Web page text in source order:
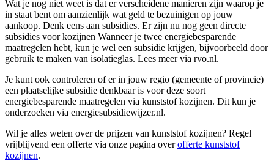
Wat je nog niet weet is dat er verscheidene manieren zijn waarop je
in staat bent om aanzienlijk wat geld te bezuinigen op jouw
aankoop. Denk eens aan subsidies. Er zijn nu nog geen directe
subsidies voor kozijnen Wanneer je twee energiebesparende
maatregelen hebt, kun je wel een subsidie krijgen, bijvoorbeeld door
gebruik te maken van isolatieglas. Lees meer via rvo.nl.
Je kunt ook controleren of er in jouw regio (gemeente of provincie)
een plaatselijke subsidie denkbaar is voor deze soort
energiebesparende maatregelen via kunststof kozijnen. Dit kun je
onderzoeken via energiesubsidiewijzer.nl.
Wil je alles weten over de prijzen van kunststof kozijnen? Regel
vrijblijvend een offerte via onze pagina overofferte kunststof
kozijnen.